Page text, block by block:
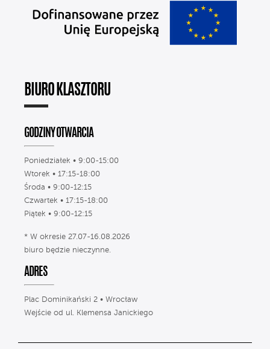
BIURO KLASZTORU
GODZINY OTWARCIA
Poniedziałek • 9:00-15:00
Wtorek • 17:15-18:00
Środa • 9:00-12:15
Czwartek • 17:15-18:00
Piątek • 9:00-12:15
* W okresie 27.07-16.08.2026
biuro będzie nieczynne.
ADRES
Plac Dominikański 2 • Wrocław
Wejście od ul. Klemensa Janickiego